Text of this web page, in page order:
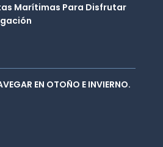
Marítimas Para Disfrutar
EN OTOÑO E INVIERNO.